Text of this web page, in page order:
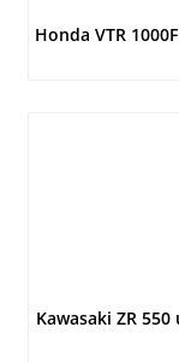
Kawasaki ZR